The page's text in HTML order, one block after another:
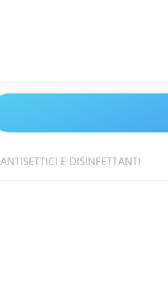
ANTISETTICI E DISINFETTANTI